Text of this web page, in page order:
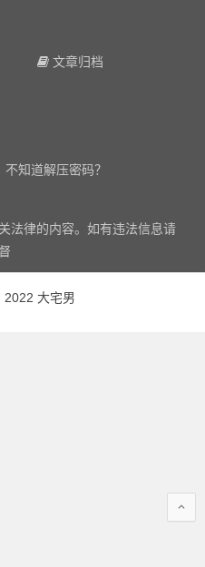
文章归档
知道解压密码？
法律的内容。如有违法信息请
大宅男